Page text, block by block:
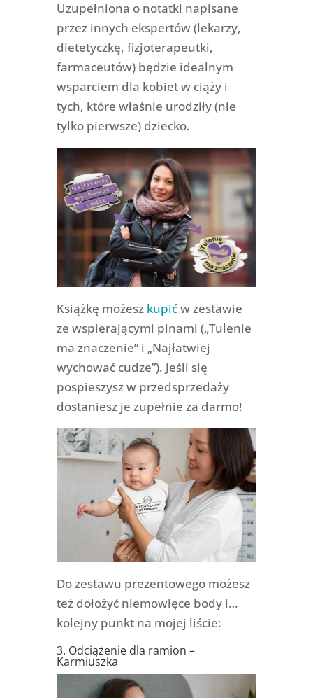
Uzupełniona o notatki napisane
przez innych ekspertów (lekarzy,
dietetyczkę, fizjoterapeutki,
farmaceutów) będzie idealnym
wsparciem dla kobiet w ciąży i
tych, które właśnie urodziły (nie
tylko pierwsze) dziecko.
Książkę możesz kupićw zestawie
ze wspierającymi pinami („Tulenie
ma znaczenie” i „Najłatwiej
wychować cudze”). Jeśli się
pospieszysz w przedsprzedaży
dostaniesz je zupełnie za darmo!
Do zestawu prezentowego możesz
też dołożyć niemowlęce body i…
kolejny punkt na mojej liście:
3. Odciążenie dla ramion –
Karmiuszka